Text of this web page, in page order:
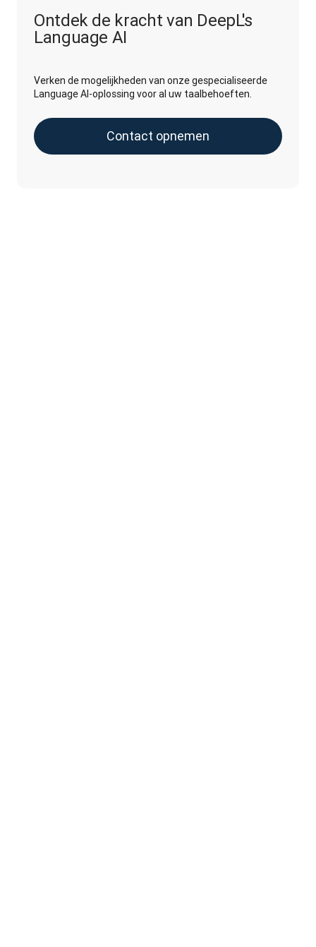
Ontdek de kracht van DeepL's
Language AI
Verken de mogelijkheden van onze gespecialiseerde
Language AI-oplossing voor al uw taalbehoeften.
Contact opnemen